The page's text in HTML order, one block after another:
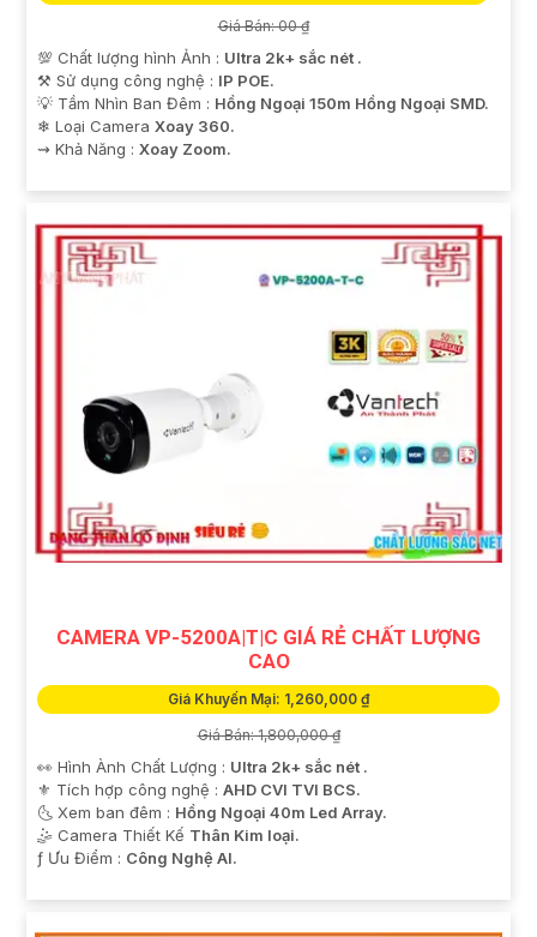
Giá Bán: 00 ₫
💯 Chất lượng hình Ảnh : Ultra 2k+ sắc nét .
⚒ Sử dụng công nghệ : IP POE.
💡 Tầm Nhìn Ban Đêm : Hồng Ngoại 150m Hồng Ngoại SMD.
❄ Loại Camera Xoay 360.
️⇝ Khả Năng : Xoay Zoom.
CAMERA VP-5200A|T|C GIÁ RẺ CHẤT LƯỢNG
CAO
Giá Khuyến Mại: 1,260,000 ₫
Giá Bán: 1,800,000 ₫
👀 Hình Ành Chất Lượng : Ultra 2k+ sắc nét .
⚜️ Tích hợp công nghệ : AHD CVI TVI BCS.
🌜 Xem ban đêm : Hồng Ngoại 40m Led Array.
🤹 Camera Thiết Kế Thân Kim loại.
️ƒ Ưu Điểm : Công Nghệ AI.